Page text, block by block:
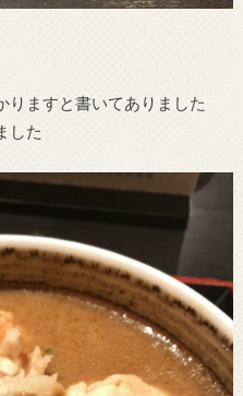
りますと書いてありました
した